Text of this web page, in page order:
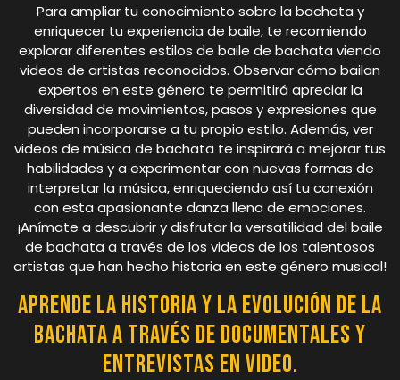
Para ampliar tu conocimiento sobre la bachata y
enriquecer tu experiencia de baile, te recomiendo
explorar diferentes estilos de baile de bachata viendo
videos de artistas reconocidos. Observar cómo bailan
expertos en este género te permitirá apreciar la
diversidad de movimientos, pasos y expresiones que
pueden incorporarse a tu propio estilo. Además, ver
videos de música de bachata te inspirará a mejorar tus
habilidades y a experimentar con nuevas formas de
interpretar la música, enriqueciendo así tu conexión
con esta apasionante danza llena de emociones.
¡Anímate a descubrir y disfrutar la versatilidad del baile
de bachata a través de los videos de los talentosos
artistas que han hecho historia en este género musical!
Aprende la historia y la evolución de la
bachata a través de documentales y
entrevistas en video.